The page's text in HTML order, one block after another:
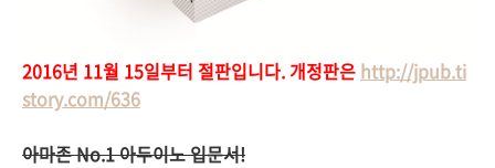
2016년 11월 15일부터 절판입니다. 개정판은 http://jpub.ti
story.com/636
아마존 No.1 아두이노 입문서!